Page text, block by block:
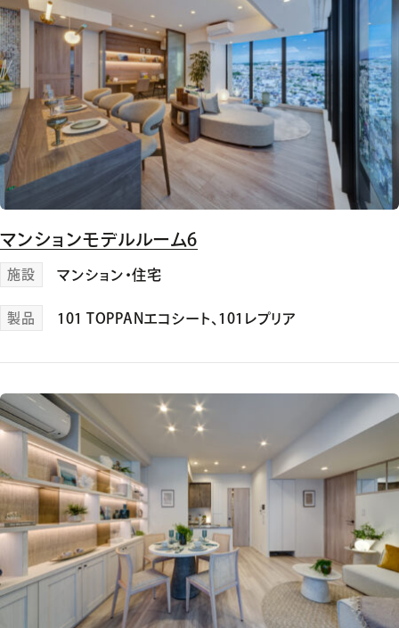
マンションモデルルーム6
施設 マンション・住宅
製品 101 TOPPANエコシート、 101レプリア